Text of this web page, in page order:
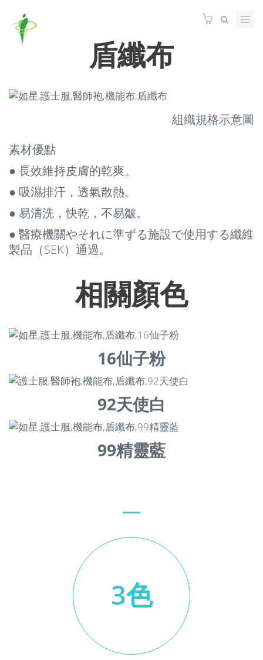
盾纖布
組織規格示意圖
素材優點
● 長效維持皮膚的乾爽。
● 吸濕排汗，透氣散熱。
● 易清洗，快乾，不易皺。
● 醫療機關やそれに準ずる施設で使用する纖維
製品（SEK）通過。
相關顏色
16仙子粉
92天使白
99精靈藍
3色